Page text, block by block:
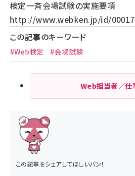
検定一斉会場試験の実施要項
http://www.webken.jp/id/
この記事のキーワード
#Web検定 #会場試験
Web担当者／仕
この記事をシェアしてほしいパン！